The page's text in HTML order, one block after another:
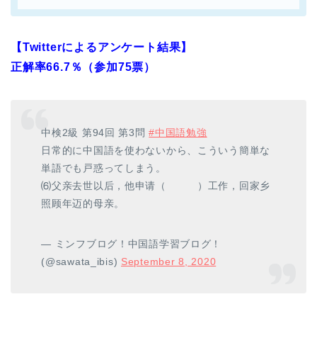
【Twitterによるアンケート結果】
正解率66.7％（参加75票）
中検2級 第94回 第3問#中国語勉強
日常的に中国語を使わないから、こういう簡単な
単語でも戸惑ってしまう。
⑹父亲去世以后，他申请（ ）工作，回家乡
照顾年迈的母亲。
— ミンフブログ！中国語学習ブログ！
(@sawata_ibis) September 8, 2020